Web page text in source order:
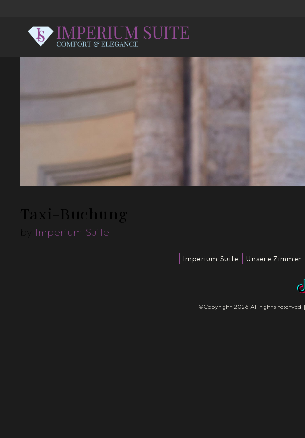
Taxi-Buchung
by Imperium Suite
Imperium Suite Unsere Zimmer
©Copyright 2026 All rights reserved |